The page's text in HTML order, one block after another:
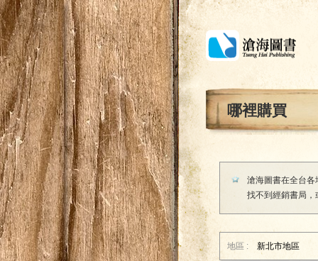
哪裡購買
滄海圖書在全台
找不到經銷書局
地區 : 新北市地區